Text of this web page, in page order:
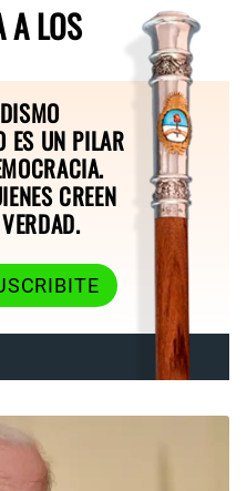
A LOS
ES UN PILAR
CREEN